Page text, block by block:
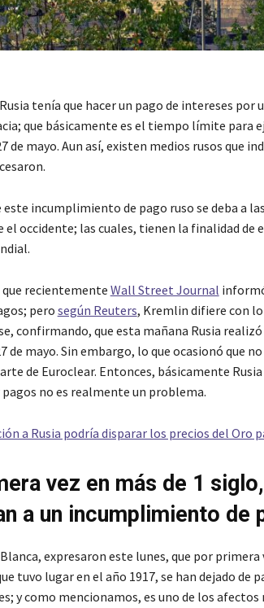
tenía que hacer un pago de intereses
que básicamente es el tiempo límite para
de mayo. Aun así, existen medios rusos que
este incumplimiento de pago ruso se deba a
el occidente; las cuales, tienen la finalidad de
recientemente Wall Street Journal
pero según Reuters, Kremlin difiere con
confirmando, que esta mañana Rusia
de mayo. Sin embargo, lo que ocasionó que
de Euroclear. Entonces, básicamente
no es realmente un problema.
a Rusia podría disparar los precios del Oro
vez en más de 1
a un incumplimiento de
Blanca, expresaron este lunes, que por
tuvo lugar en el año 1917, se han dejado de
y como mencionamos, es uno de los